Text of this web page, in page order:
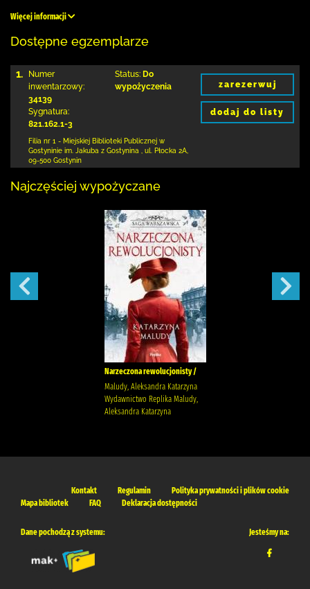
Więcej informacji
Dostępne egzemplarze
1.
Numer
inwentarzowy:
34139
Sygnatura:
821.162.1-3
Status: Do
wypożyczenia
Filia nr 1 - Miejskiej Biblioteki Publicznej w
Gostyninie im. Jakuba z Gostynina
ul. Płocka 2A
09-500 Gostynin
zarezerwuj
dodaj do listy
Najczęściej wypożyczane
Narzeczona rewolucjonisty /
Maludy, Aleksandra Katarzyna
Wydawnictwo Replika Maludy,
Aleksandra Katarzyna
Kontakt Regulamin
Polityka prywatności i plików cookie
Mapa bibliotek
FAQ Deklaracja dostępności
Dane pochodzą z systemu: Jesteśmy na: